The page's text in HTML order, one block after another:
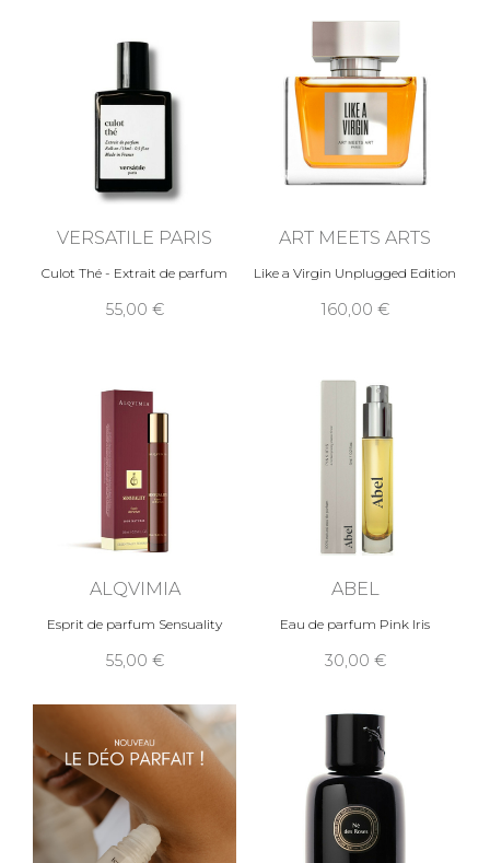
VERSATILE PARIS
Culot Thé - Extrait de parfum
55,00
ART MEETS ARTS
Like a Virgin Unplugged Edition
160,00
ALQVIMIA
Esprit de parfum Sensuality
55,00
ABEL
Eau de parfum Pink Iris
30,00